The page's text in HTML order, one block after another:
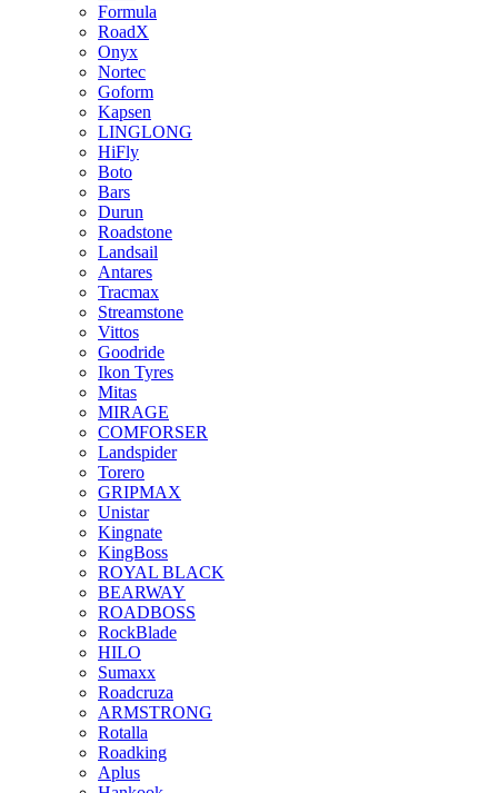
Formula
RoadX
Onyx
Nortec
Goform
Kapsen
LINGLONG
HiFly
Boto
Bars
Durun
Roadstone
Landsail
Antares
Tracmax
Streamstone
Vittos
Goodride
Ikon Tyres
Mitas
MIRAGE
COMFORSER
Landspider
Torero
GRIPMAX
Unistar
Kingnate
KingBoss
ROYAL BLACK
BEARWAY
ROADBOSS
RockBlade
HILO
Sumaxx
Roadcruza
ARMSTRONG
Rotalla
Roadking
Aplus